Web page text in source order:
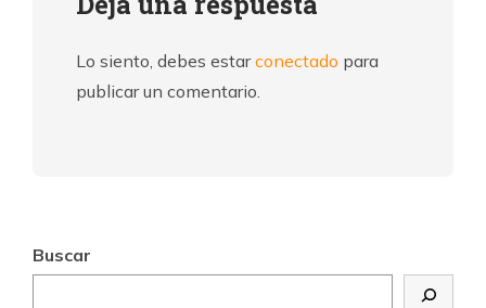
Lo siento, debes estarconectado para
publicar un comentario.
Buscar